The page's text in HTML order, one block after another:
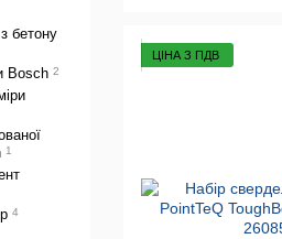
ЦІНА З ПДВ
бетону
Bosch 2
1
4